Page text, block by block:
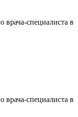
врача-специалиста в
врача-специалиста в